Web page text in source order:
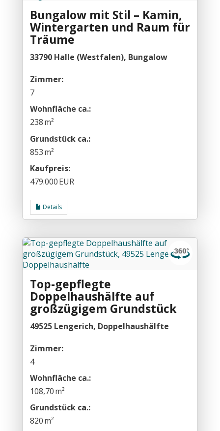
Bungalow mit Stil – Kamin,
Wintergarten und Raum für
Träume
33790 Halle (Westfalen), Bungalow
Zimmer:
7
Wohnfläche ca.:
238 m²
Grund­stück ca.:
853 m²
Kaufpreis:
479.000 EUR
Details
Top-gepflegte
Doppelhaushälfte auf
großzügigem Grundstück
49525 Lengerich, Doppelhaushälfte
Zimmer:
4
Wohnfläche ca.:
108,70 m²
Grund­stück ca.:
820 m²